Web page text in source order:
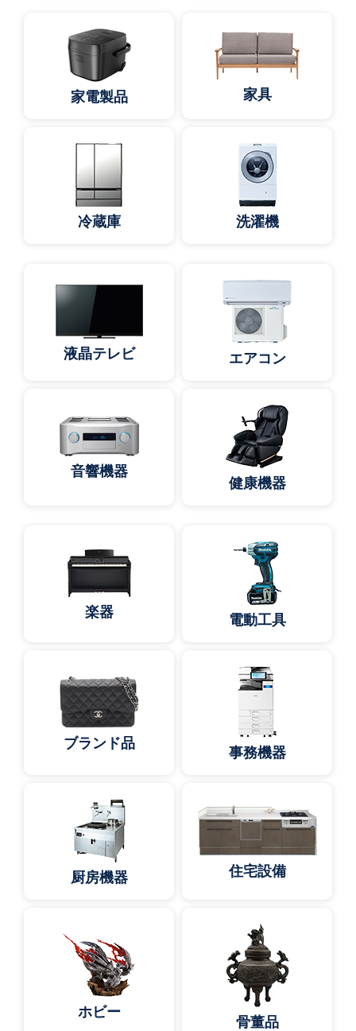
家電製品 家具
冷蔵庫 洗濯機
液晶テレビ エアコン
音響機器
健康機器
楽器 電動工具
ブランド品
事務機器
厨房機器 住宅設備
ホビー
骨董品